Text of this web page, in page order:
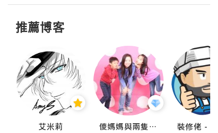
推薦博客
艾米莉 儍媽媽與兩隻小魔怪之家